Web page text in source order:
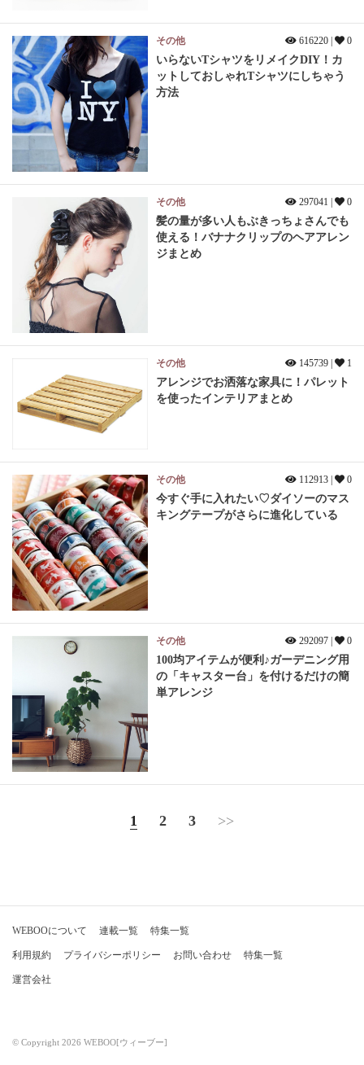
その他 616220 | 0
いらないTシャツをリメイクDIY！カ
ットしておしゃれTシャツにしちゃう
方法
その他 297041 | 0
髪の量が多い人もぶきっちょさんでも
使える！バナナクリップのヘアアレン
ジまとめ
その他 145739 | 1
アレンジでお洒落な家具に！パレット
を使ったインテリアまとめ
その他 112913 | 0
今すぐ手に入れたい♡ダイソーのマス
キングテープがさらに進化している
その他 292097 | 0
100均アイテムが便利♪ガーデニング用
の「キャスター台」を付けるだけの簡
単アレンジ
1 2 3 >>
WEBOOについて 連載一覧 特集一覧
利用規約 プライバシーポリシー お問い合わせ 特集一覧
運営会社
© Copyright 2026 WEBOO[ウィーブー]